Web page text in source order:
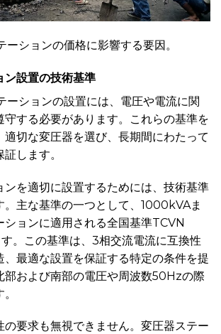
ションの価格に影響する要因。
ン設置の技術基準
ーションの設置には、電圧や電流に関
守する必要があります。これらの基準を
適切な変圧器を選び、長期間にわたって
します。
ンを適切に設置するためには、技術基準
。主な基準の一つとして、1000kVAま
ションに適用される全国基準TCVN
。この基準は、3相交流電流に互換性
、最適な設置を保証する特定の条件を提
部および南部の電圧や周波数50Hzの際
の要求も無視できません。変圧器ステー